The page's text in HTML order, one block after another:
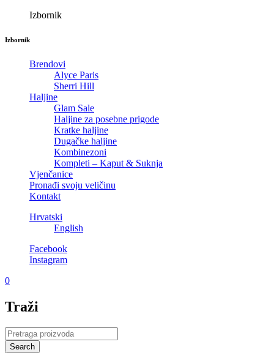
Izbornik
Izbornik
Brendovi
Alyce Paris
Sherri Hill
Haljine
Glam Sale
Haljine za posebne prigode
Kratke haljine
Dugačke haljine
Kombinezoni
Kompleti – Kaput & Suknja
Vjenčanice
Pronađi svoju veličinu
Kontakt
Hrvatski
English
Facebook
Instagram
0
Traži